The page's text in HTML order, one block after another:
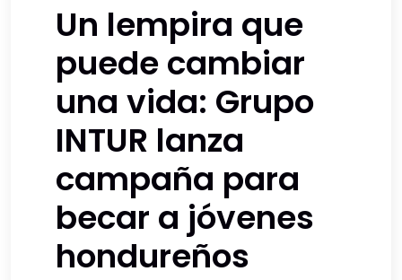
Un lempira que
puede cambiar
una vida: Grupo
INTUR lanza
campaña para
becar a jóvenes
hondureños